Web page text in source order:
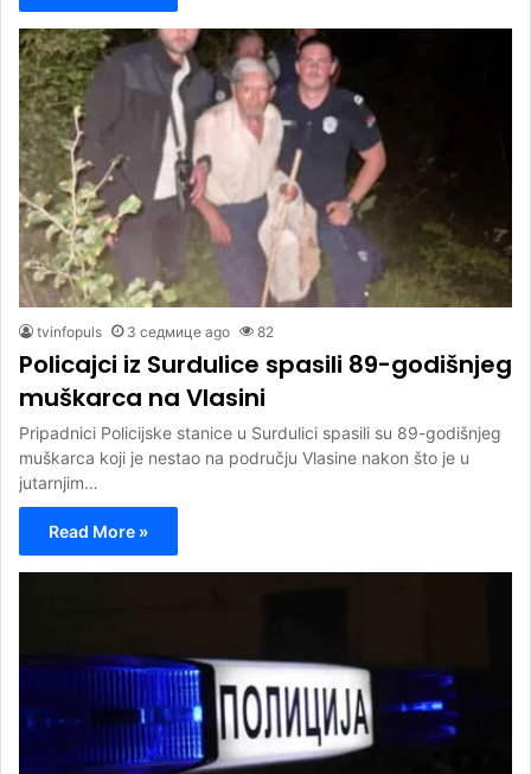
tvinfopuls 3 седмице ago 82
Policajci iz Surdulice spasili 89-godišnjeg
muškarca na Vlasini
Pripadnici Policijske stanice u Surdulici spasili su 89-godišnjeg
muškarca koji je nestao na području Vlasine nakon što je u
jutarnjim…
Read More »